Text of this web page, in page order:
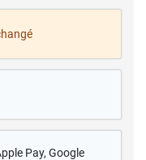
Pay, Google